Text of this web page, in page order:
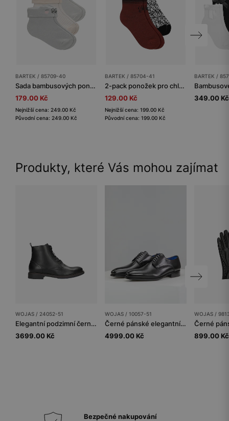
BARTEK / 85709-40
Sada bambusových ponožek koala BARTEK 3-pack
179.00 Kč
Nejnižší cena: 249.00 Kč
Původní cena: 249.00 Kč
BARTEK / 85704-41
2-pack ponožek pro chlapce s pavoučím motivem BARTEK 85704-41
129.00 Kč
Nejnižší cena: 199.00 Kč
Původní cena: 199.00 Kč
BARTEK /
349.00 Kč
Produkty, které Vás mohou zajímat
WOJAS / 24052-51
Elegantní podzimní černé pánské kotníkové boty z kůže
3699.00 Kč
WOJAS / 10057-51
Černé pánské elegantní polobotky PREMIUM
4999.00 Kč
WOJAS /
899.00 Kč
Bezpečné nakupování